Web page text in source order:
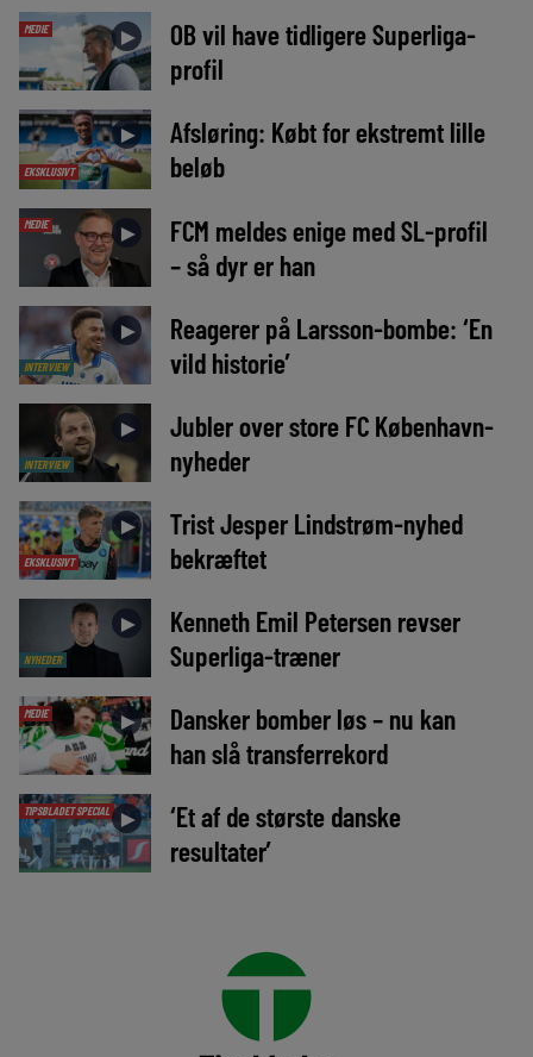
MEDIE ►
OB vil have tidligere Superliga-
profil
EKSKLUSIVT
►
Afsløring: Købt for ekstremt lille
beløb
MEDIE ►
FCM meldes enige med SL-profil
– så dyr er han
INTERVIEW
►
Reagerer på Larsson-bombe: ‘En
vild historie’
INTERVIEW
►
Jubler over store FC København-
nyheder
EKSKLUSIVT
►
Trist Jesper Lindstrøm-nyhed
bekræftet
NYHEDER
►
Kenneth Emil Petersen revser
Superliga-træner
MEDIE ►
Dansker bomber løs – nu kan
han slå transferrekord
TIPSBLADET SPECIAL ►
‘Et af de største danske
resultater’